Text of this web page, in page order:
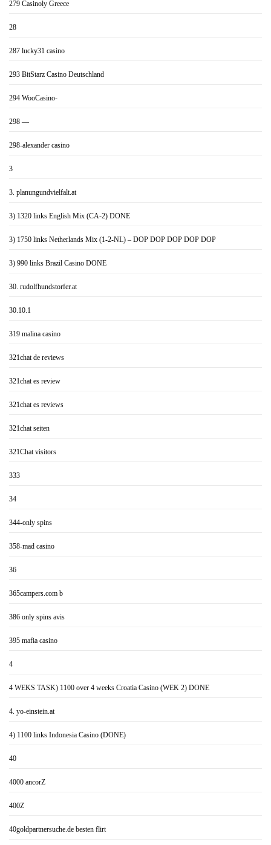
279 Casinoly Greece
28
287 lucky31 casino
293 BitStarz Casino Deutschland
294 WooCasino-
298 —
298-alexander casino
3
3. planungundvielfalt.at
3) 1320 links English Mix (CA-2) DONE
3) 1750 links Netherlands Mix (1-2-NL) – DOP DOP DOP DOP DOP
3) 990 links Brazil Casino DONE
30. rudolfhundstorfer.at
30.10.1
319 malina casino
321chat de reviews
321chat es review
321chat es reviews
321chat seiten
321Chat visitors
333
34
344-only spins
358-mad casino
36
365campers.com b
386 only spins avis
395 mafia casino
4
4 WEKS TASK) 1100 over 4 weeks Croatia Casino (WEK 2) DONE
4. yo-einstein.at
4) 1100 links Indonesia Casino (DONE)
40
4000 ancorZ
400Z
40goldpartnersuche.de besten flirt